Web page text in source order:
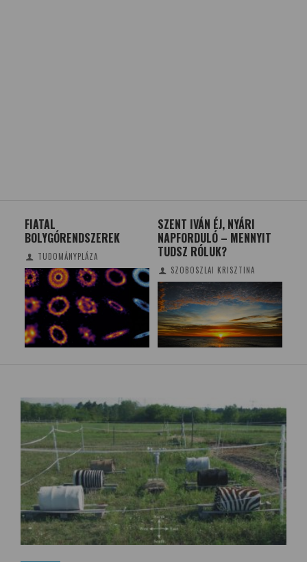
FIATAL
BOLYGÓRENDSZEREK
TUDOMÁNYPLÁZA
SZENT IVÁN ÉJ, NYÁRI
NAPFORDULÓ – MENNYIT
TUDSZ RÓLUK?
SZOBOSZLAI KRISZTINA